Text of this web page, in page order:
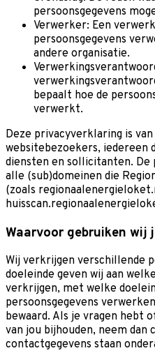
persoonsgegevens
Verwerker: Een
persoonsgegevens
andere organisatie.
bepaalt hoe de
verwerkt.
Deze privacyverklaring is
websitebezoekers, iedereen
diensten en sollicitanten.
alle (sub)domeinen die
(zoals
Waarvoor gebruiken wij
Wij verkrijgen verschillende
doeleinde geven wij aan
verkrijgen, met welke
persoonsgegevens
bewaard. Als je vragen hebt
van jou bijhouden, neem dan
contactgegevens staan